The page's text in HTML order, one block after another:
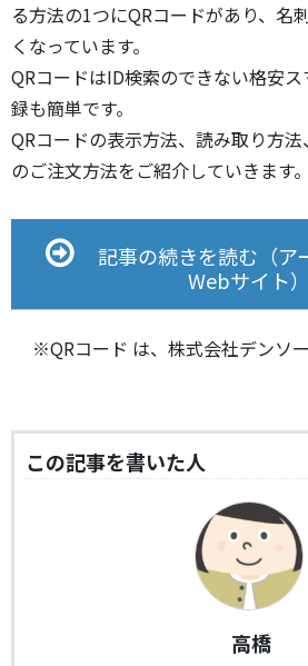
る方法の1つにQRコードがあり、名
くなっています。
QRコードはID検索のできない格安
録も簡単です。
QRコードの表示方法、読み取り方
のご注文方法をご紹介していきます。
記事の続きを読む（ア
Webサイト）
※QRコード は、株式会社デンソ
この記事を書いた人
高橋